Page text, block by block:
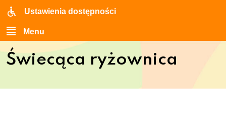
Ustawienia dostępności
Menu
Świecąca ryżownica